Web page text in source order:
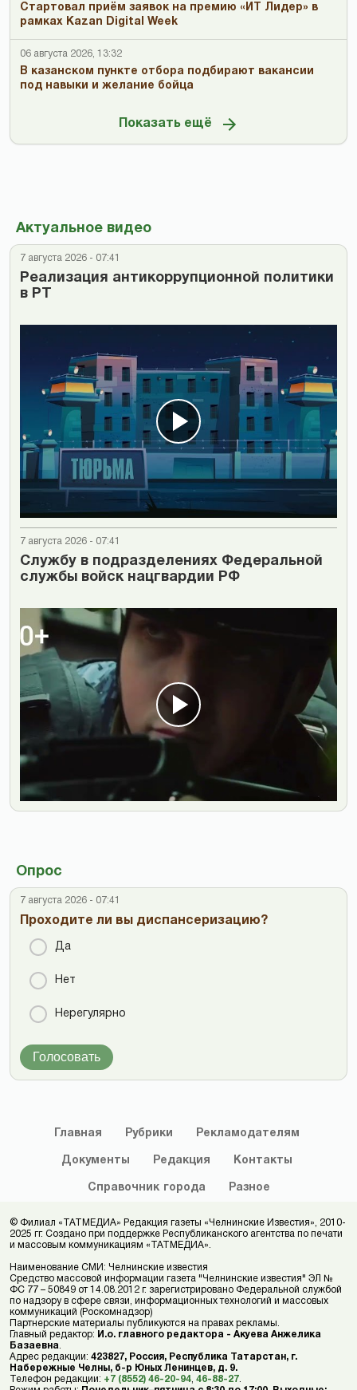
Стартовал приём заявок на премию «ИТ Лидер» в
рамках Kazan Digital Week
06 августа 2026, 13:32
В казанском пункте отбора подбирают вакансии
под навыки и желание бойца
Показать ещё
Актуальное видео
7 августа 2026 - 07:41
Реализация антикоррупционной политики
в РТ
7 августа 2026 - 07:41
Cлужбу в подразделениях Федеральной
службы войск нацгвардии РФ
Опрос
7 августа 2026 - 07:41
Проходите ли вы диспансеризацию?
Да
Нет
Нерегулярно
Голосовать
Главная Рубрики Рекламодателям
Документы Редакция Контакты
Справочник города Разное
© Филиал «ТАТМЕДИА» Редакция газеты «Челнинские Известия», 2010-
2025 гг. Создано при поддержке Республиканского агентства по печати
и массовым коммуникациям «ТАТМЕДИА».
Наименование СМИ: Челнинские известия
Средство массовой информации газета "Челнинские известия" ЭЛ №
ФС 77 – 50849 от 14.08.2012 г. зарегистрировано Федеральной службой
по надзору в сфере связи, информационных технологий и массовых
коммуникаций (Роскомнадзор)
Партнерские материалы публикуются на правах рекламы.
Главный редактор: И.о. главного редактора - Акуева Анжелика
Базаевна
Адрес редакции: 423827, Россия, Республика Татарстан, г.
Набережные Челны, б-р Юных Ленинцев, д. 9.
Телефон редакции: +7 (8552) 46-20-94 46-88-27